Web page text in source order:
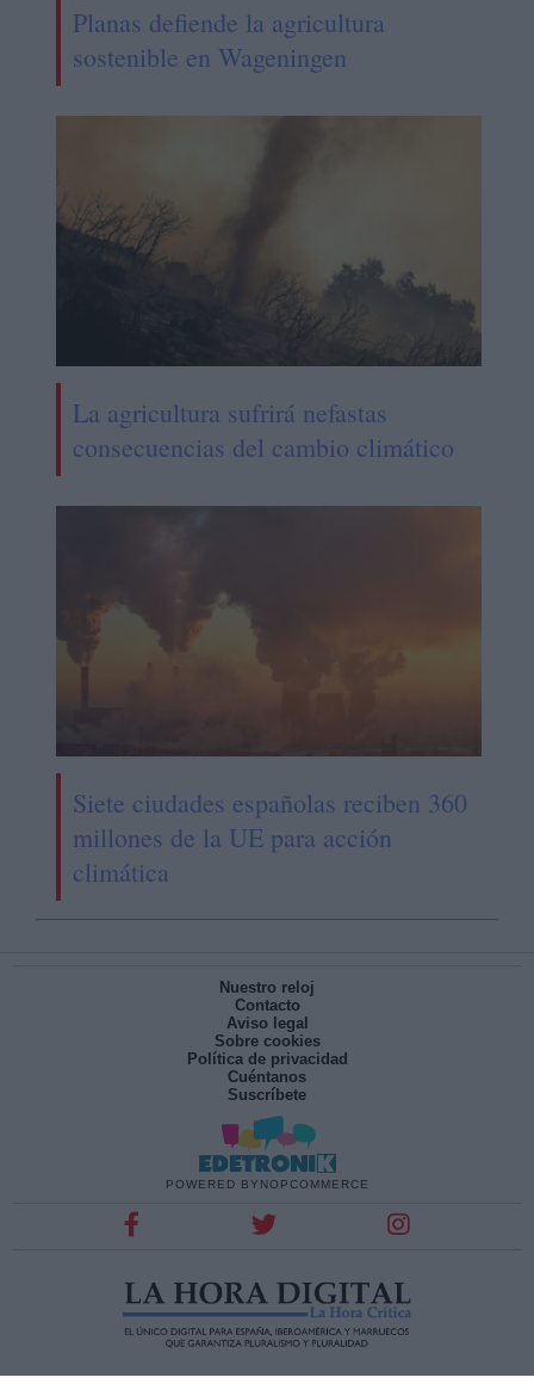
Planas defiende la agricultura
sostenible en Wageningen
La agricultura sufrirá nefastas
consecuencias del cambio climático
Siete ciudades españolas reciben 360
millones de la UE para acción
climática
Nuestro reloj
Contacto
Aviso legal
Sobre cookies
Política de privacidad
Cuéntanos
Suscríbete
POWERED BY NOPCOMMERCE